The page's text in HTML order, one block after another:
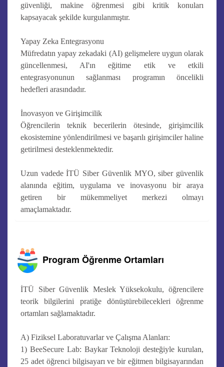
güvenliği, makine öğrenmesi gibi kritik konuları
kapsayacak şekilde kurgulanmıştır.
Yapay Zeka Entegrasyonu
Müfredatın yapay zekadaki (AI) gelişmelere uygun olarak
güncellenmesi, AI'ın eğitime etik ve etkili
entegrasyonunun sağlanması programın öncelikli
hedefleri arasındadır.
İnovasyon ve Girişimcilik
Öğrencilerin teknik becerilerin ötesinde, girişimcilik
ekosistemine yönlendirilmesi ve başarılı girişimciler haline
getirilmesi desteklenmektedir.
Uzun vadede İTÜ Siber Güvenlik MYO, siber güvenlik
alanında eğitim, uygulama ve inovasyonu bir araya
getiren bir mükemmeliyet merkezi olmayı
amaçlamaktadır.
Program Öğrenme Ortamları
İTÜ Siber Güvenlik Meslek Yüksekokulu, öğrencilere
teorik bilgilerini pratiğe dönüştürebilecekleri öğrenme
ortamları sağlamaktadır.
A) Fiziksel Laboratuvarlar ve Çalışma Alanları:
1) BeeSecure Lab: Baykar Teknoloji desteğiyle kurulan,
25 adet öğrenci bilgisayarı ve bir eğitmen bilgisayarından